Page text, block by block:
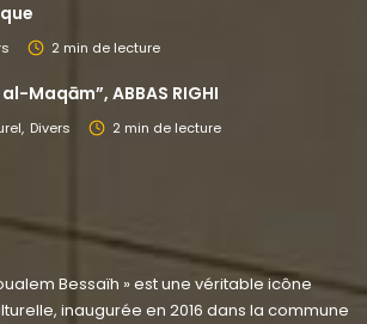
2 min de lecture
Maqām”, ABBAS RIGHI
Divers 2 min de lecture
Bessaïh » est une véritable icône
inaugurée en 2016 dans la commune